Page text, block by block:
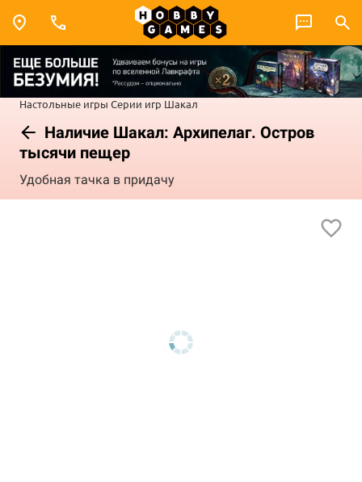
Настольные игры Серии игр Шакал
Наличие Шакал: Архипелаг. Остров
тысячи пещер
Удобная тачка в придачу